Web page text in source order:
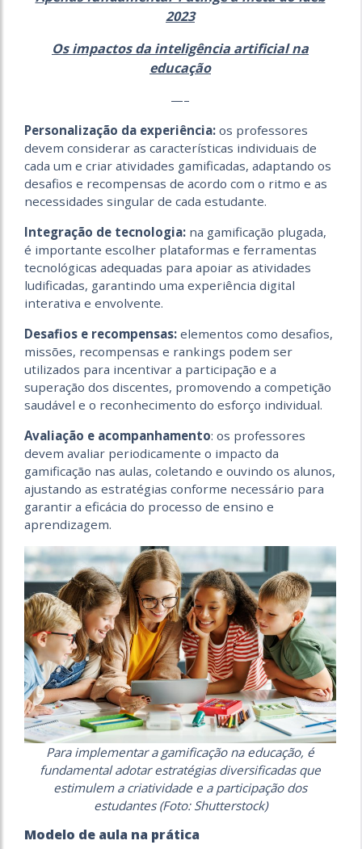
2023
Os impactos da inteligência artificial na
educação
—–
Personalização da experiência: os professores
devem considerar as características individuais de
cada um e criar atividades gamificadas, adaptando os
desafios e recompensas de acordo com o ritmo e as
necessidades singular de cada estudante.
Integração de tecnologia: na gamificação plugada,
é importante escolher plataformas e ferramentas
tecnológicas adequadas para apoiar as atividades
ludificadas, garantindo uma experiência digital
interativa e envolvente.
Desafios e recompensas: elementos como desafios,
missões, recompensas e rankings podem ser
utilizados para incentivar a participação e a
superação dos discentes, promovendo a competição
saudável e o reconhecimento do esforço individual.
Avaliação e acompanhamento: os professores
devem avaliar periodicamente o impacto da
gamificação nas aulas, coletando e ouvindo os alunos,
ajustando as estratégias conforme necessário para
garantir a eficácia do processo de ensino e
aprendizagem.
Para implementar a gamificação na educação, é
fundamental adotar estratégias diversificadas que
estimulem a criatividade e a participação dos
estudantes (Foto: Shutterstock)
Modelo de aula na prática